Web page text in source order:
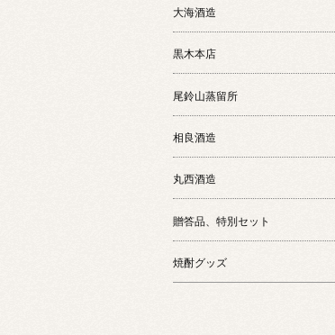
大海酒造
黒木本店
尾鈴山蒸留所
相良酒造
丸西酒造
贈答品、特別セット
焼酎グッズ